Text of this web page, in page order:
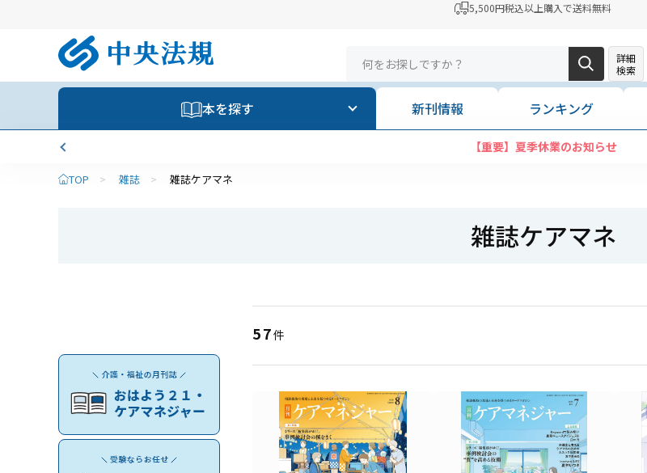
5,500円税込以上購入で送料無料
詳細
検索
本を探す 新刊情報 ランキング
【重要】夏季休業のお知らせ
TOP > 雑誌 > 雑誌ケアマネ
雑誌ケアマネ
57件